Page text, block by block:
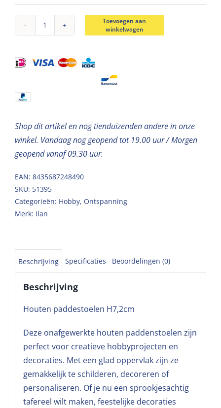
Houten
H7,2cm
Toevoegen aan
winkelwagen
Shop dit artikel en nog tienduizenden andere in onze
winkel. Vandaag nog geopend tot 19.00 uur / Morgen
geopend vanaf 09.30 uur.
EAN: 8435687248490
SKU: 51395
Categorieën: Hobby, Ontspanning
Merk: Ilan
Beschrijving Specificaties Beoordelingen (0)
Beschrijving
Houten paddestoelen H7,2cm
Deze onafgewerkte houten paddenstoelen zijn
perfect voor creatieve hobbyprojecten en
decoraties. Met een glad oppervlak zijn ze
gemakkelijk te schilderen, decoreren of
personaliseren. Of je nu een sprookjesachtig
tafereel wilt maken, feestelijke decoraties